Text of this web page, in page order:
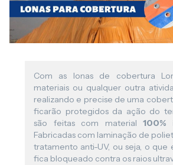
Com as lonas de cobertura
materiais ou qualquer outra
realizando e precise de uma
ficarão protegidos da ação do
são feitas com material100%
Fabricadas com laminação de
tratamento anti-UV, ou seja, o que
fica bloqueado contra os raios